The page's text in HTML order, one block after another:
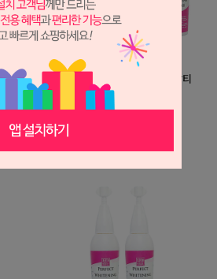
백 잡티
화이트닝 에센스 30mlx5개/미백 잡티
관리 칙칙한피부
120,000원
18,500원